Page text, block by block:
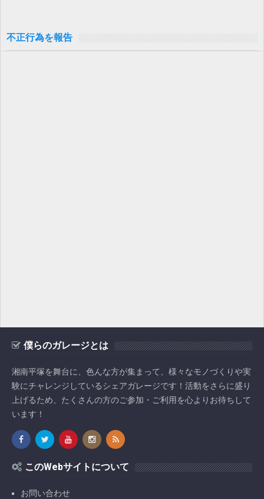
不正行為を報告
僕らのガレージとは
湘南平塚を舞台に、色んな方が集まって、様々なモノづくりや実
験にチャレンジしているシェアガレージです！活動をさらに盛り
上げるため、たくさんの方のご参加・ご利用を心よりお待ちして
います！
このWebサイトについて
お問い合わせ